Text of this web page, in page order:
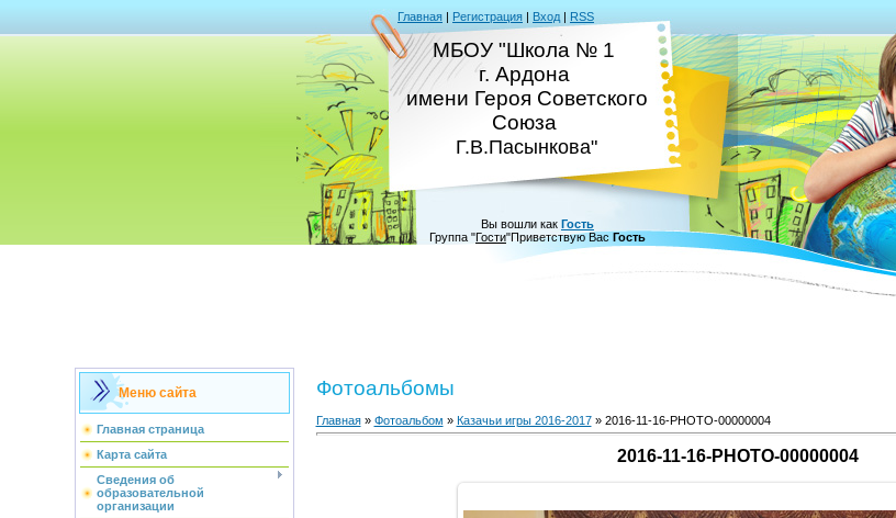
Главная | Регистрация | Вход | RSS
МБОУ "Школа № 1
г. Ардона
имени Героя Советского
Союза
Г.В.Пасынкова"
Вы вошли как Гость
Группа "Гости"Приветствую Вас Гость
Меню сайта
Главная страница
Карта сайта
Сведения об
образовательной
организации
Фотоальбомы
Главная» Фотоальбом » Казачьи игры 2016-2017» 2016-11-16-PHOTO-00000004
2016-11-16-PHOTO-00000004